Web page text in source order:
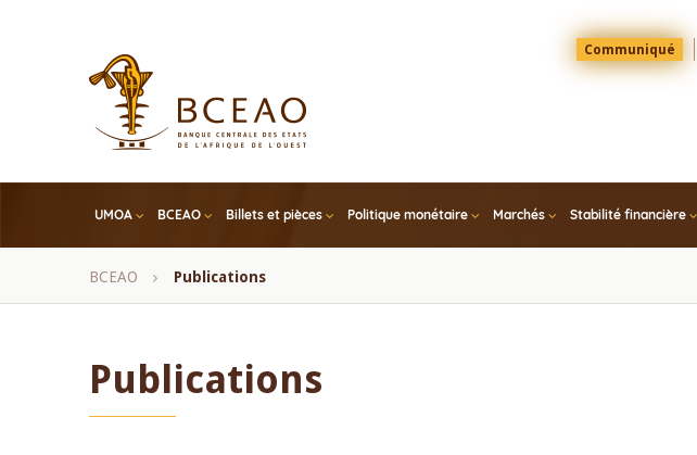
Menu
Top
Communiqué
UMOA BCEAO Billets et pièces Politique monétaire Marchés Stabilité financière
Fil
BCEAO Publications
Publications